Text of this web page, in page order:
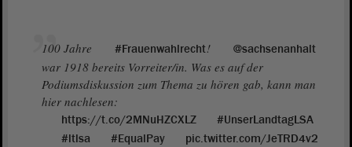
100 Jahre #Frauenwahlrecht! @sachsenanhalt
war 1918 bereits Vorreiter/in. Was es auf der
Podiumsdiskussion zum Thema zu hören gab, kann man
hier nachlesen:
https://t.co/2MNuHZCXLZ
#UnserLandtagLSA
#ltlsa
#EqualPay
pic.twitter.com/JeTRD4v2